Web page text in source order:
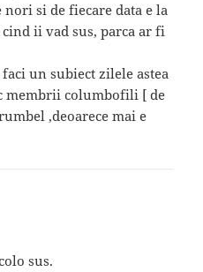
si de fiecare data e la
ii vad sus, parca ar fi
un subiect zilele astea
membrii columbofili [ de
,deoarece mai e
sus.